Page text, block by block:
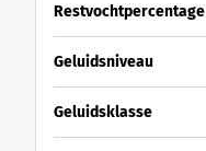
Restvochtpercentage
Geluidsniveau
Geluidsklasse